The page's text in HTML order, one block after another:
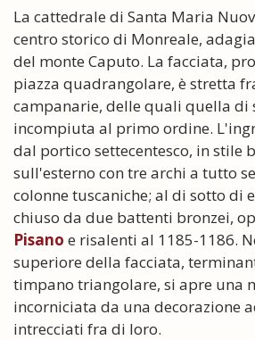
La cattedrale di Santa Maria
centro storico di Monreale,
del monte Caputo. La facciata,
piazza quadrangolare, è stretta
campanarie, delle quali quella di
incompiuta al primo ordine.
dal portico settecentesco, in stile
sull'esterno con tre archi a tutto
colonne tuscaniche; al di sotto di
chiuso da due battenti bronzei,
Pisano e risalenti al 1185-1186.
superiore della facciata,
timpano triangolare, si apre una
incorniciata da una decorazione
intrecciati fra di loro.